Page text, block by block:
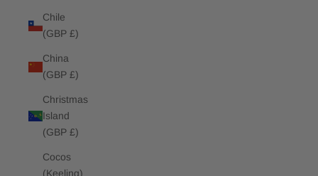
Chile
(GBP £)
China
(GBP £)
Christmas
Island
(GBP £)
Cocos
(Keeling)